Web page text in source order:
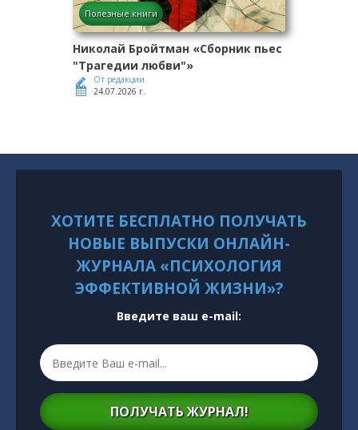
Полезные книги
Николай Бройтман «Сборник пьес
"Трагедии любви"»
От редакции
24.07.2026 г.
ХОТИТЕ БЕСПЛАТНО ПОЛУЧАТЬ
НОВЫЕ ВЫПУСКИ ОНЛАЙН-
ЖУРНАЛА «ПСИХОЛОГИЯ
ЭФФЕКТИВНОЙ ЖИЗНИ»?
Введите ваш e-mail:
ПОЛУЧАТЬ ЖУРНАЛ!